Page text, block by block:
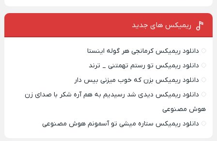
ریمیکس‌ های جدید
دانلود ریمیکس کرمانجی هر گوله اینستا
دانلود ریمیکس تو رستم تهمتنی _ ترند
دانلود ریمیکس بزن که خوب میزنی بیس دار
دانلود ریمیکس دیدی شد رسیدیم به هم آره شکر با صدای زن
هوش مصنوعی
دانلود ریمیکس ستاره میشی تو آسمونم هوش مصنوعی